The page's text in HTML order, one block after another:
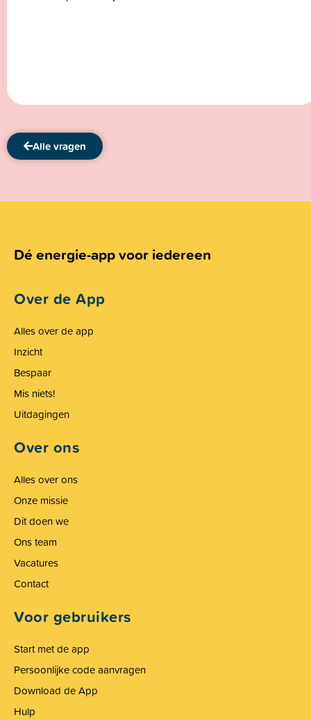
Alle vragen
Dé energie-app voor iedereen
Over de App
Alles over de app
Inzicht
Bespaar
Mis niets!
Uitdagingen
Over ons
Alles over ons
Onze missie
Dit doen we
Ons team
Vacatures
Contact
Voor gebruikers
Start met de app
Persoonlijke code aanvragen
Download de App
Hulp